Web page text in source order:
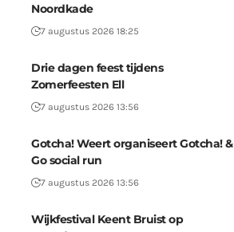
Noordkade
7 augustus 2026 18:25
Drie dagen feest tijdens
Zomerfeesten Ell
7 augustus 2026 13:56
Gotcha! Weert organiseert Gotcha! &
Go social run
7 augustus 2026 13:56
Wijkfestival Keent Bruist op